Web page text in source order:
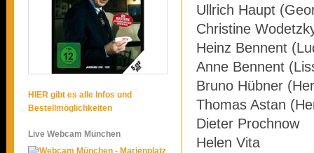
HIER gibt es alle Infos und
Bestellmöglichkeiten
Live Webcam München
Ullrich Haupt
Christine
Heinz Bennent
Anne Bennent
Bruno Hübner
Thomas Astan
Dieter Prochnow
Helen Vita